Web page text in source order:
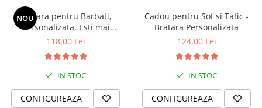
NOU
Bratara pentru Barbati,
Personalizata, Esti mai
puternic si mai iubit
118,00 Lei
IN STOC
CONFIGUREAZA
Cadou pentru Sot si Tatic -
Bratara Personalizata
124,00 Lei
IN STOC
CONFIGUREAZA